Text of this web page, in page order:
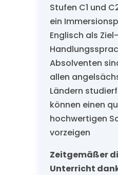
Stufen C1 und
ein
Englisch als
Absolventen
allen
Ländern
können einen
hochwertigen
vorzeigen
Zeitgemäßer
Unterricht